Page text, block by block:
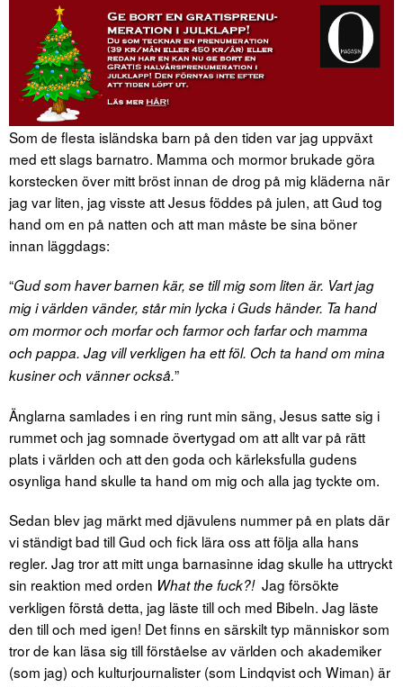
Som de flesta isländska barn på den tiden var jag uppväxt
med ett slags barnatro. Mamma och mormor brukade göra
korstecken över mitt bröst innan de drog på mig kläderna när
jag var liten, jag visste att Jesus föddes på julen, att Gud tog
hand om en på natten och att man måste be sina böner
innan läggdags:
“Gud som haver barnen kär, se till mig som liten är. Vart jag
mig i världen vänder, står min lycka i Guds händer. Ta hand
om mormor och morfar och farmor och farfar och mamma
och pappa. Jag vill verkligen ha ett föl. Och ta hand om mina
kusiner och vänner också.”
Änglarna samlades i en ring runt min säng, Jesus satte sig i
rummet och jag somnade övertygad om att allt var på rätt
plats i världen och att den goda och kärleksfulla gudens
osynliga hand skulle ta hand om mig och alla jag tyckte om.
Sedan blev jag märkt med djävulens nummer på en plats där
vi ständigt bad till Gud och fick lära oss att följa alla hans
regler. Jag tror att mitt unga barnasinne idag skulle ha uttryckt
sin reaktion med orden What the fuck?! Jag försökte
verkligen förstå detta, jag läste till och med Bibeln. Jag läste
den till och med igen! Det finns en särskilt typ människor som
tror de kan läsa sig till förståelse av världen och akademiker
(som jag) och kulturjournalister (som Lindqvist och Wiman) är